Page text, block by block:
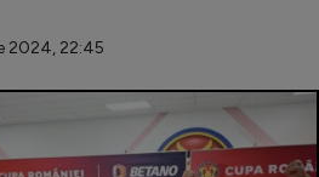
2024, 22:45